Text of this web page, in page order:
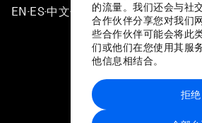
的流量。我们还会与社
合作伙伴分享您对我们
些合作伙伴可能会将此
们或他们在您使用其服
他信息相结合。
拒绝
EN ▪ ES▪中文▪ 日本語